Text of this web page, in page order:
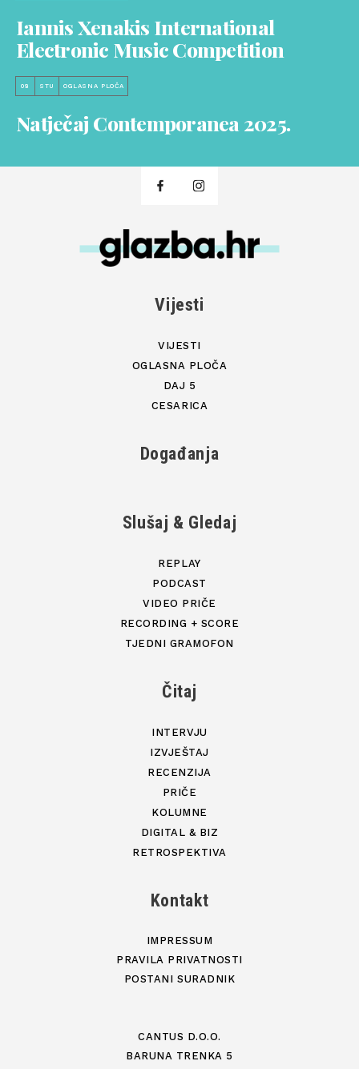
Iannis Xenakis International
Electronic Music Competition
08 STU OGLASNA PLOČA
Natječaj Contemporanea 2025.
Vijesti
VIJESTI
OGLASNA PLOČA
DAJ 5
CESARICA
Događanja
Slušaj & Gledaj
REPLAY
PODCAST
VIDEO PRIČE
RECORDING + SCORE
TJEDNI GRAMOFON
Čitaj
INTERVJU
IZVJEŠTAJ
RECENZIJA
PRIČE
KOLUMNE
DIGITAL & BIZ
RETROSPEKTIVA
Kontakt
IMPRESSUM
PRAVILA PRIVATNOSTI
POSTANI SURADNIK
CANTUS D.O.O.
BARUNA TRENKA 5